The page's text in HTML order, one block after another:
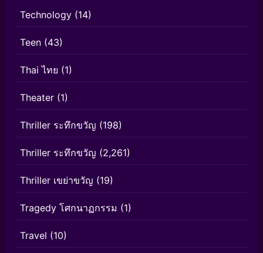
Technology (14)
Teen (43)
Thai ไทย (1)
Theater (1)
Thriller ระทึกขวัญ (198)
Thriller ระทึกขวัญ (2,261)
Thriller เขย่าขวัญ (19)
Tragedy โศกนาฏกรรม (1)
Travel (10)